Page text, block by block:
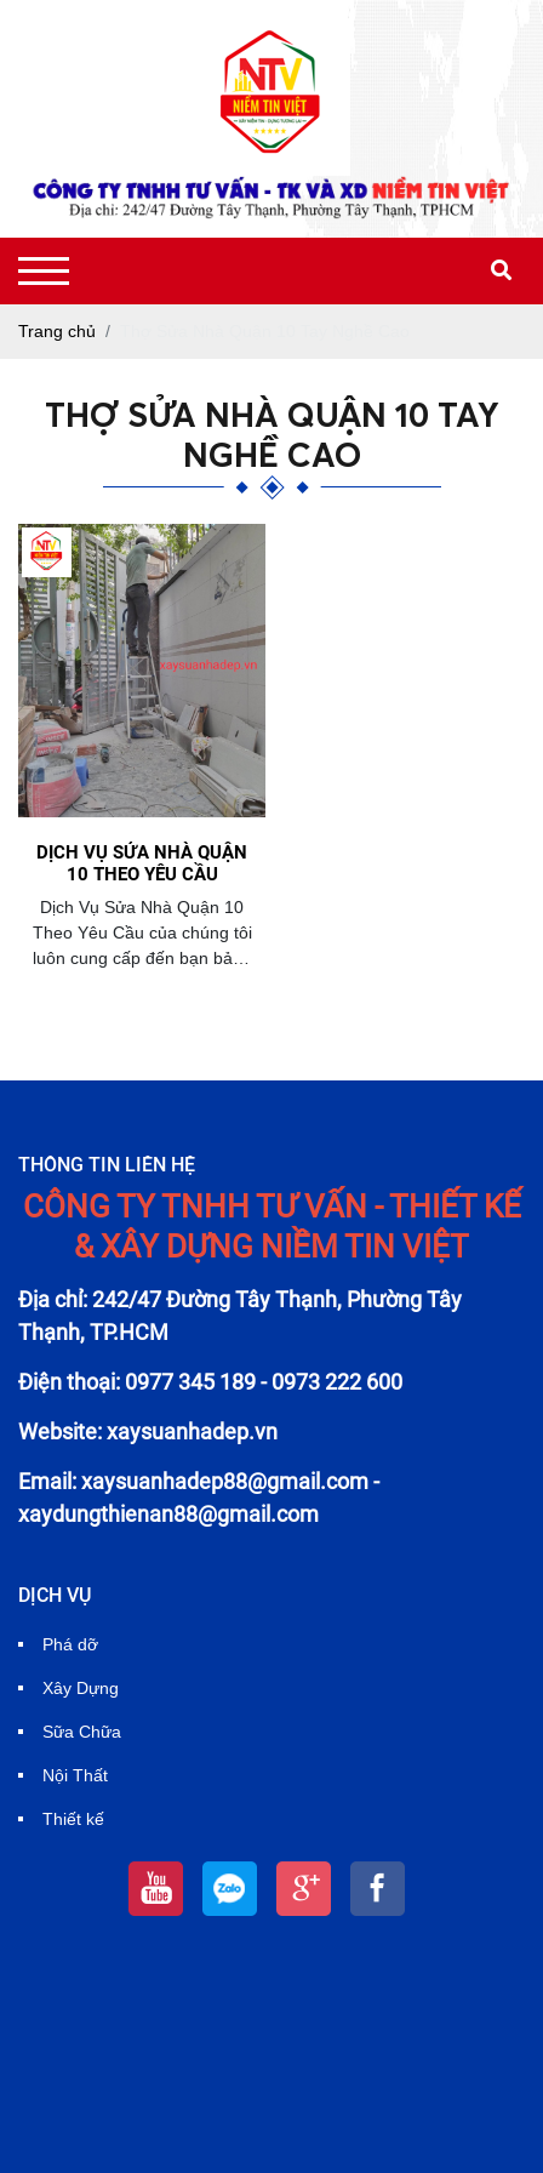
Trang chủ
THỢ SỬA NHÀ QUẬN 10 TAY
NGHỀ CAO
DỊCH VỤ SỬA NHÀ QUẬN
10 THEO YÊU CẦU
Dịch Vụ Sửa Nhà Quận 10
Theo Yêu Cầu của chúng tôi
luôn cung cấp đến bạn bảng
THÔNG TIN LIÊN HỆ
CÔNG TY TNHH TƯ VẤN - THIẾT KẾ
& XÂY DỰNG NIỀM TIN VIỆT
Địa chỉ: 242/47 Đường Tây Thạnh, Phường Tây
Thạnh, TP.HCM
Điện thoại: 0977 345 189 - 0973 222 600
Website: xaysuanhadep.vn
Email:xaysuanhadep88@gmail.com-
xaydungthienan88@gmail.com
DỊCH VỤ
Phá dỡ
Xây Dựng
Sữa Chữa
Nội Thất
Thiết kế